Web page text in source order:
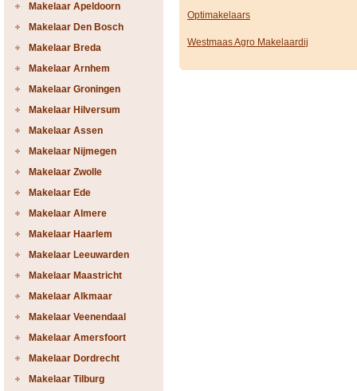
Makelaar Apeldoorn
Makelaar Den Bosch
Makelaar Breda
Makelaar Arnhem
Makelaar Groningen
Makelaar Hilversum
Makelaar Assen
Makelaar Nijmegen
Makelaar Zwolle
Makelaar Ede
Makelaar Almere
Makelaar Haarlem
Makelaar Leeuwarden
Makelaar Maastricht
Makelaar Alkmaar
Makelaar Veenendaal
Makelaar Amersfoort
Makelaar Dordrecht
Makelaar Tilburg
Optimakelaars
Westmaas Agro Makelaardij